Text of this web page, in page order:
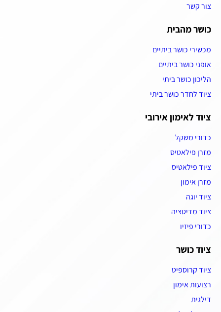
צור קשר
כושר מהבית
מכשירי כושר ביתיים
אופני כושר ביתיים
הליכון כושר ביתי
ציוד לחדר כושר ביתי
ציוד לאימון אירובי
כדורי משקל
מזרן פילאטיס
ציוד פילאטיס
מזרן אימון
ציוד יוגה
ציוד מדיטציה
כדורי פיזיו
ציוד כושר
ציוד קרוספיט
רצועות אימון
דילגית